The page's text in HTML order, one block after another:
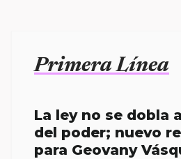
Primera Línea
La ley no se dobla
del poder; nuevo
para Geovany